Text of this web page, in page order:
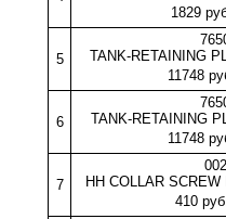
1829
5
TANK-RETAINING
11748
6
TANK-RETAINING
11748
7
HH COLLAR
410